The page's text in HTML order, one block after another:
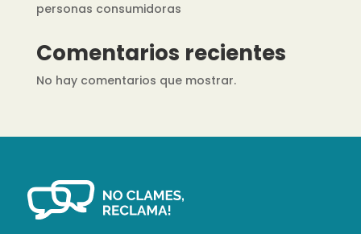
personas consumidoras
Comentarios recientes
No hay comentarios que mostrar.